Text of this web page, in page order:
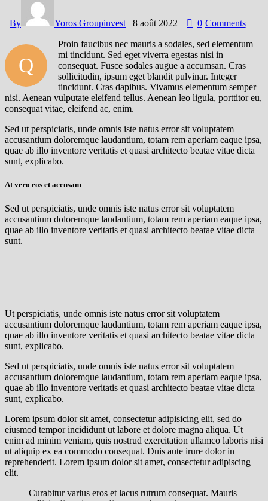
By Yoros Groupinvest 8 août 2022 0 Comments
Q
Proin faucibus nec mauris a sodales, sed elementum
mi tincidunt. Sed eget viverra egestas nisi in
consequat. Fusce sodales augue a accumsan. Cras
sollicitudin, ipsum eget blandit pulvinar. Integer
tincidunt. Cras dapibus. Vivamus elementum semper
nisi. Aenean vulputate eleifend tellus. Aenean leo ligula, porttitor eu,
consequat vitae, eleifend ac, enim.
Sed ut perspiciatis, unde omnis iste natus error sit voluptatem
accusantium doloremque laudantium, totam rem aperiam eaque ipsa,
quae ab illo inventore veritatis et quasi architecto beatae vitae dicta
sunt, explicabo.
At vero eos et accusam
Sed ut perspiciatis, unde omnis iste natus error sit voluptatem
accusantium doloremque laudantium, totam rem aperiam eaque ipsa,
quae ab illo inventore veritatis et quasi architecto beatae vitae dicta
sunt.
Ut perspiciatis, unde omnis iste natus error sit voluptatem
accusantium doloremque laudantium, totam rem aperiam eaque ipsa,
quae ab illo inventore veritatis et quasi architecto beatae vitae dicta
sunt, explicabo.
Sed ut perspiciatis, unde omnis iste natus error sit voluptatem
accusantium doloremque laudantium, totam rem aperiam eaque ipsa,
quae ab illo inventore veritatis et quasi architecto beatae vitae dicta
sunt, explicabo.
Lorem ipsum dolor sit amet, consectetur adipisicing elit, sed do
eiusmod tempor incididunt ut labore et dolore magna aliqua. Ut
enim ad minim veniam, quis nostrud exercitation ullamco laboris nisi
ut aliquip ex ea commodo consequat. Duis aute irure dolor in
reprehenderit. Lorem ipsum dolor sit amet, consectetur adipiscing
elit.
Curabitur varius eros et lacus rutrum consequat. Mauris